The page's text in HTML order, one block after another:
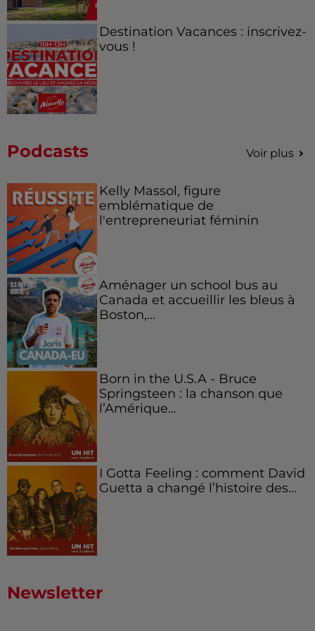
Destination Vacances : inscrivez-
vous !
Podcasts Voir plus
Kelly Massol, figure
emblématique de
l'entrepreneuriat féminin
Aménager un school bus au
Canada et accueillir les bleus à
Boston,...
Born in the U.S.A - Bruce
Springsteen : la chanson que
l’Amérique...
I Gotta Feeling : comment David
Guetta a changé l’histoire des...
Newsletter